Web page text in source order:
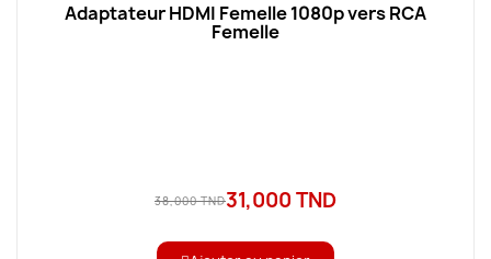
Adaptateur HDMI Femelle 1080p vers RCA
Femelle
38,000 TND31,000 TND